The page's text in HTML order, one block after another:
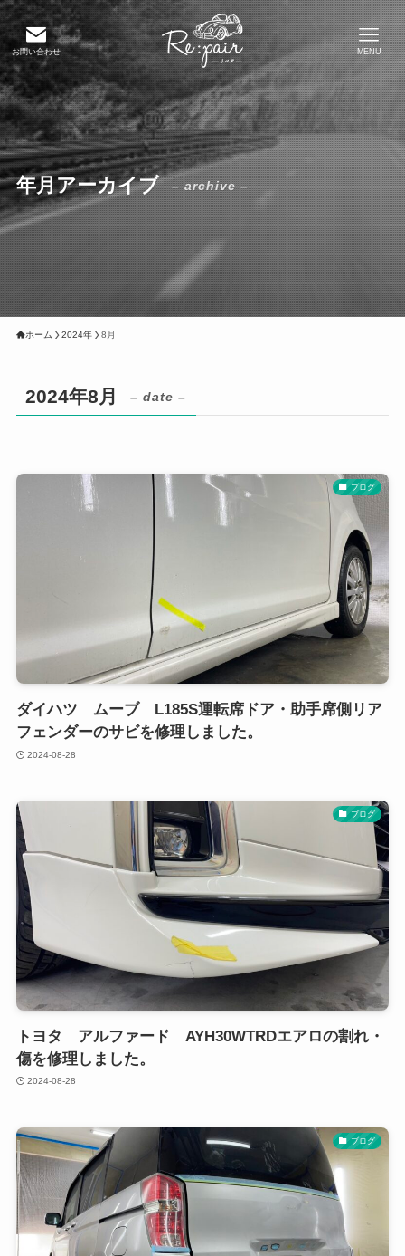
お問い合わせ MENU
年月アーカイブ – archive –
ホーム 2024年 8月
2024年8月 – date –
ブログ
ダイハツ ムーブ L185S運転席ドア・助手席側リア
フェンダーのサビを修理しました。
2024-08-28
ブログ
トヨタ アルファード AYH30WTRDエアロの割れ・
傷を修理しました。
2024-08-28
ブログ